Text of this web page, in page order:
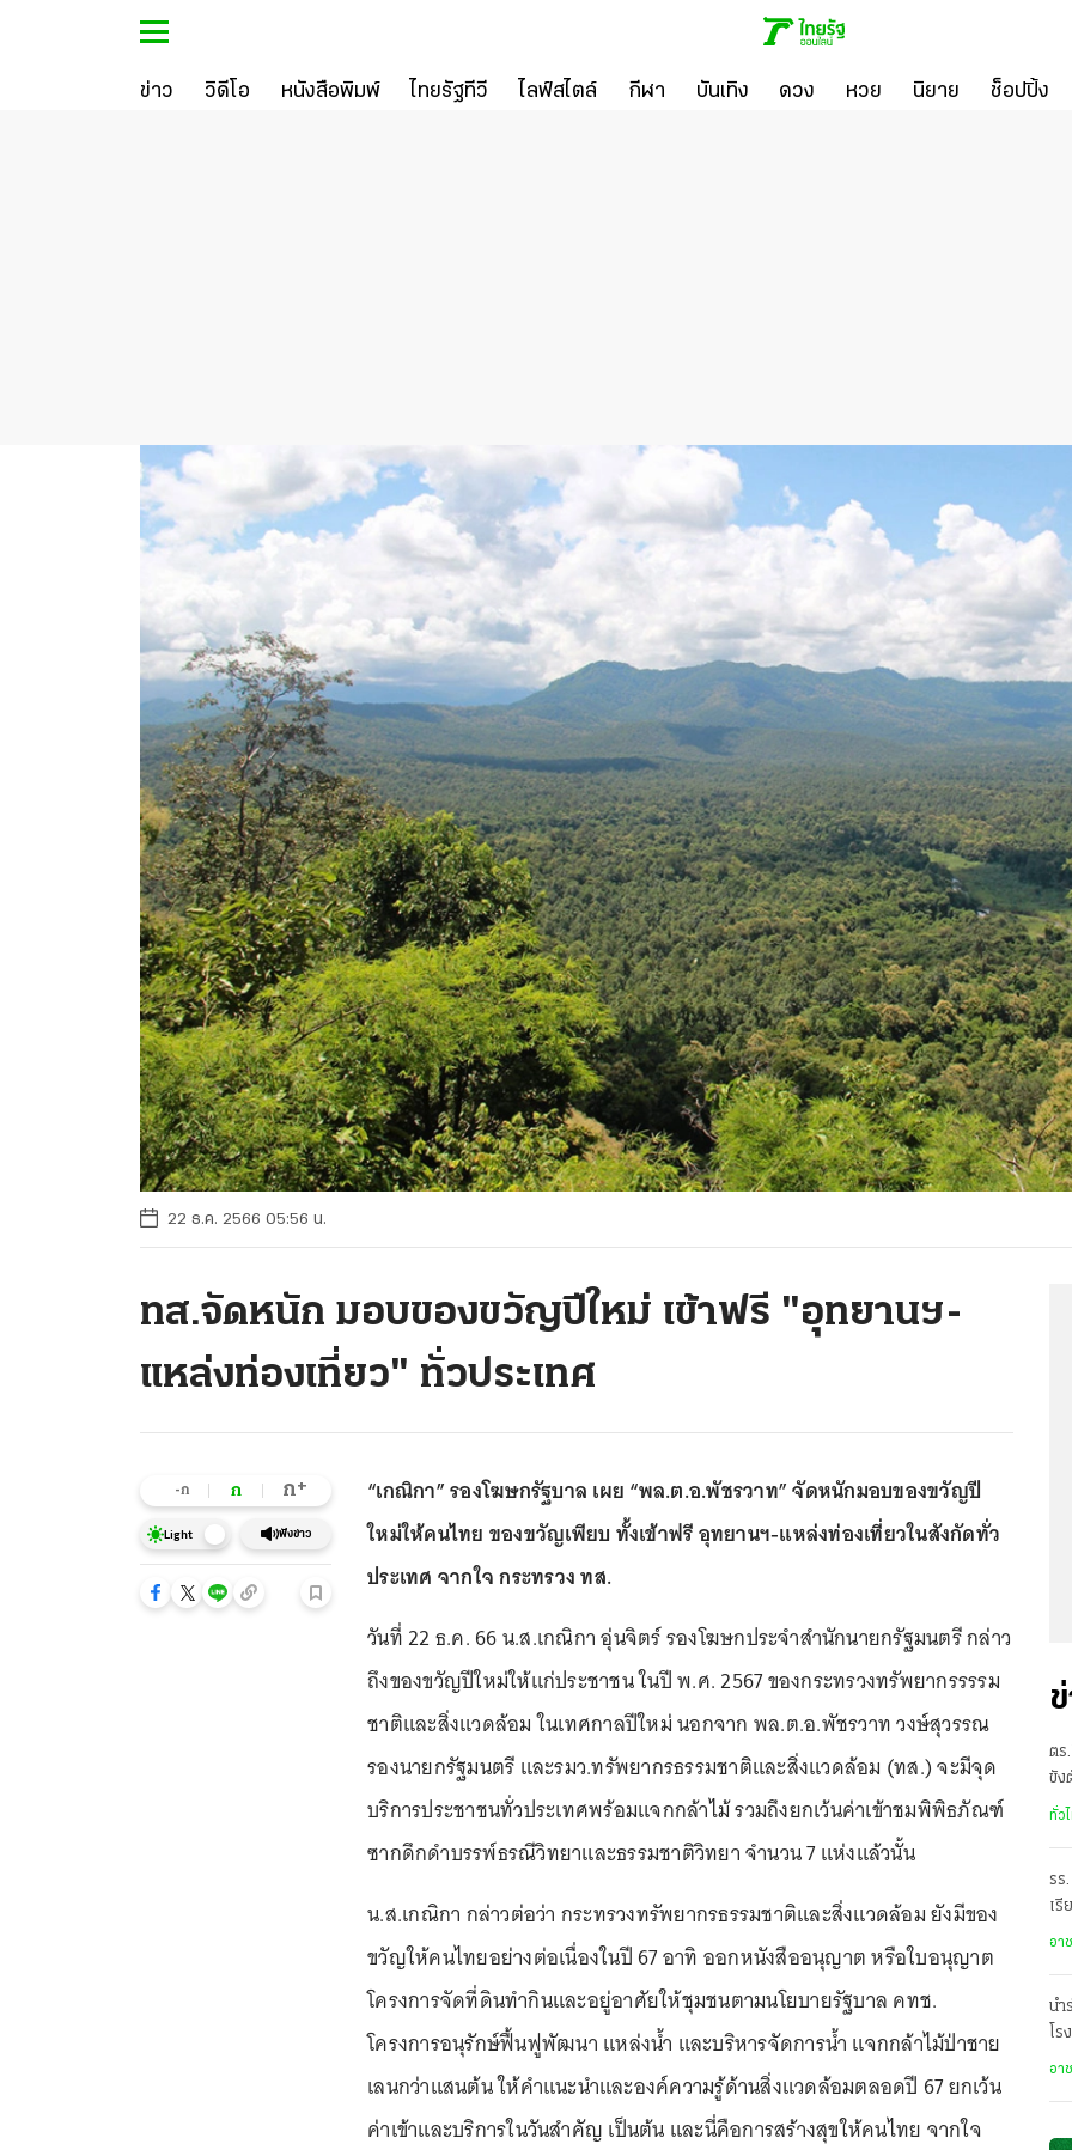
ข่าว วิดีโอ หนังสือพิมพ์ ไทยรัฐทีวี ไลฟ์สไตล์ กีฬา บันเทิง ดวง หวย นิยาย ช็อปปิ้ง
22 ธ.ค. 2566 05:56 น.
ทส.จัดหนัก มอบของขวัญปีใหม่ เข้าฟรี "อุทยานฯ-
แหล่งท่องเที่ยว" ทั่วประเทศ
-ก ก ก+
Light ฟังข่าว
“เกณิกา” รองโฆษกรัฐบาล เผย “พล.ต.อ.พัชรวาท” จัดหนักมอบของขวัญปี
ใหม่ให้คนไทย ของขวัญเพียบ ทั้งเข้าฟรี อุทยานฯ-แหล่งท่องเที่ยวในสังกัดทั่ว
ประเทศ จากใจ กระทรวง ทส.
วันที่ 22 ธ.ค. 66 น.ส.เกณิกา อุ่นจิตร์ รองโฆษกประจำสำนักนายกรัฐมนตรี กล่าว
ถึงของขวัญปีใหม่ให้แก่ประชาชน ในปี พ.ศ. 2567 ของกระทรวงทรัพยากรรรรม
ชาติและสิ่งแวดล้อม ในเทศกาลปีใหม่ นอกจาก พล.ต.อ.พัชรวาท วงษ์สุวรรณ
รองนายกรัฐมนตรี และรมว.ทรัพยากรธรรมชาติและสิ่งแวดล้อม (ทส.) จะมีจุด
บริการประชาชนทั่วประเทศพร้อมแจกกล้าไม้ รวมถึงยกเว้นค่าเข้าชมพิพิธภัณฑ์
ซากดึกดำบรรพ์ธรณีวิทยาและธรรมชาติวิทยา จำนวน 7 แห่งแล้วนั้น
น.ส.เกณิกา กล่าวต่อว่า กระทรวงทรัพยากรธรรมชาติและสิ่งแวดล้อม ยังมีของ
ขวัญให้คนไทยอย่างต่อเนื่องในปี 67 อาทิ ออกหนังสืออนุญาต หรือใบอนุญาต
โครงการจัดที่ดินทำกินและอยู่อาศัยให้ชุมชนตามนโยบายรัฐบาล คทช.
โครงการอนุรักษ์ฟื้นฟูพัฒนา แหล่งน้ำ และบริหารจัดการน้ำ แจกกล้าไม้ป่าชาย
เลนกว่าแสนต้น ให้คำแนะนำและองค์ความรู้ด้านสิ่งแวดล้อมตลอดปี 67 ยกเว้น
ค่าเข้าและบริการในวันสำคัญ เป็นต้น และนี่คือการสร้างสุขให้คนไทย จากใจ
ตร
ขัง
อั
ทั่ว
รร
เรี
อา
นำ
โร
อา